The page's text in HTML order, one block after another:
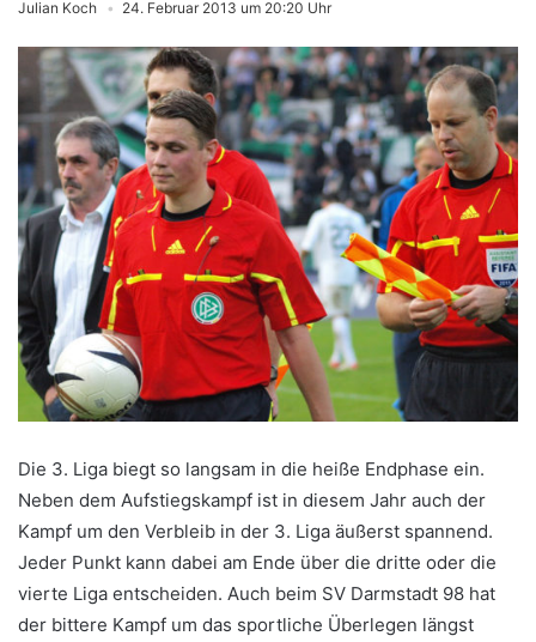
Julian Koch 24. Februar 2013 um 20:20 Uhr
Die 3. Liga biegt so langsam in die heiße Endphase ein.
Neben dem Aufstiegskampf ist in diesem Jahr auch der
Kampf um den Verbleib in der 3. Liga äußerst spannend.
Jeder Punkt kann dabei am Ende über die dritte oder die
vierte Liga entscheiden. Auch beim SV Darmstadt 98 hat
der bittere Kampf um das sportliche Überlegen längst